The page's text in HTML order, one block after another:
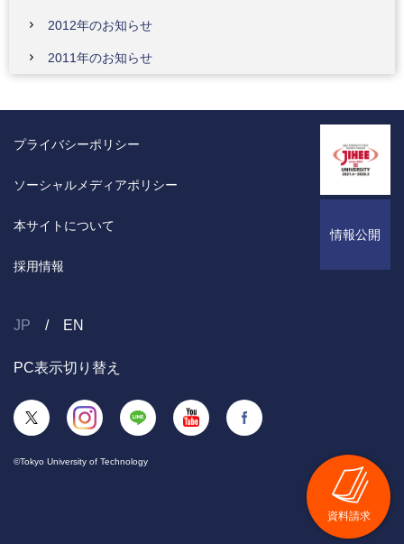
2012年のお知らせ
2011年のお知らせ
情報公開
プライバシーポリシー
ソーシャルメディアポリシー
本サイトについて
採用情報
JP EN
PC表示切り替え
©Tokyo University of Technology
資料請求